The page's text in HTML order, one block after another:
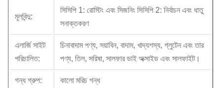
মূলবিন্দু:
সিসিপি 1: রোস্টিং এবং সিজনিং সিসিপি 2: নির্বাচন এবং ধাতু
সনাক্তকরণ
এলার্জি সাইট
পরিচালিত:
চিনাবাদাম পণ্য, সয়াবিন, বাদাম, খাদ্যশস্য, গ্লুটেন এবং তার
পণ্য, তিল, সরিষা, সালফার ডাই অক্সাইড এবং সালফাইট।
গন্ধ গ্রুপ: কালো মরিচ গন্ধ